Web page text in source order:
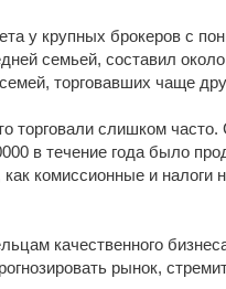
у крупных брокеров с
семьей, составил
торговавших чаще
торговали слишком
в течение года было
комиссионные и налоги
качественного
рынок,